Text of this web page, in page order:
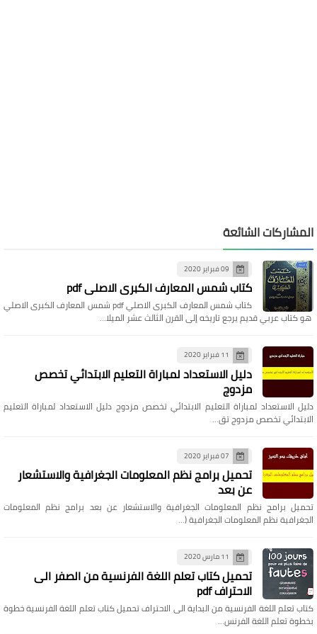
المشاركات الشائعة
09 فبراير 2020
كتاب شمس المعارف الكبرى الاصلي pdf
كتاب شمس المعارف الكبرى الاصلي pdf شمس المعارف الكبرى الاصلي
هو كتاب عربي قديم يرجع تاريخه إلى القرن الثالث عشر الميلا…
11 فبراير 2020
دليل الاستعداد لمباراة التعليم الابتدائي تخصص
مزدوج
دليل الاستعداد لمباراة التعليم الابتدائي تخصص مزدوج دليل الاستعداد لمباراة التعليم
الابتدائي تخصص مزدوج تق…
07 فبراير 2020
تحميل برامج نظم المعلومات الجغرافية والاستشعار
عن بعد
تحميل برامج نظم المعلومات الجغرافية والاستشعار عن بعد برامج نظم المعلومات
الجغرافية نظم المعلومات الجغرافية (…
11 مارس 2020
تحميل كتاب تعلم اللغة الفرنسية من الصفر الى
الاحتراف pdf
كتاب تعلم اللغة الفرنسية من البداية الى الاحتراف تحميل كتاب تعلم اللغة الفرنسية خطوة
بخطوة تعلم اللغة الفرنس…